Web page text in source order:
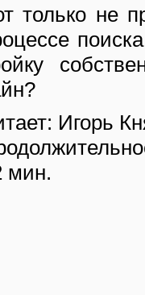
только не
Игорь
мин.